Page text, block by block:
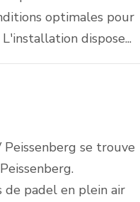
optimales pour
dispose...
se trouve
padel en plein air